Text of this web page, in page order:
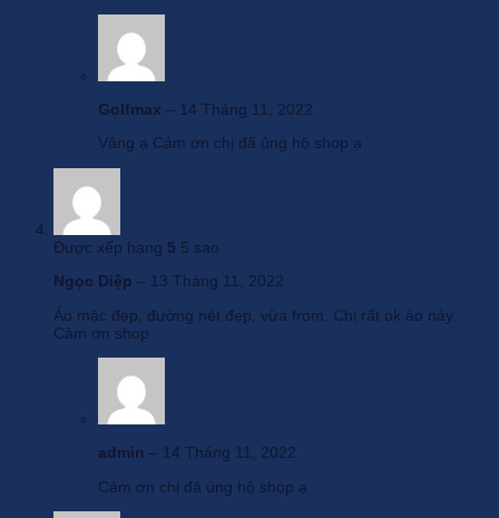
Golfmax – 14 Tháng 11, 2022
Vâng ạ Cảm ơn chị đã ủng hộ shop ạ
Được xếp hạng 5 5 sao
Ngọc Diệp – 13 Tháng 11, 2022
Áo mặc đẹp, đường nét đẹp, vừa from. Chị rất ok áo này.
Cảm ơn shop
admin – 14 Tháng 11, 2022
Cảm ơn chị đã ủng hộ shop ạ